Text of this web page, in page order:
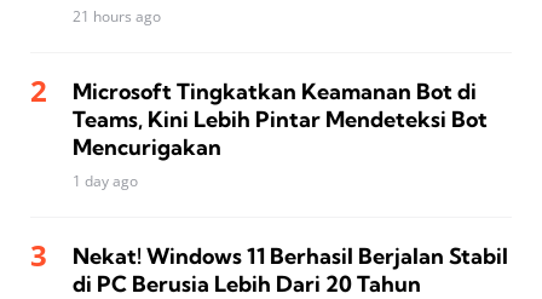
21 hours ago
Microsoft Tingkatkan Keamanan Bot di
Teams, Kini Lebih Pintar Mendeteksi Bot
Mencurigakan
1 day ago
Nekat! Windows 11 Berhasil Berjalan Stabil
di PC Berusia Lebih Dari 20 Tahun